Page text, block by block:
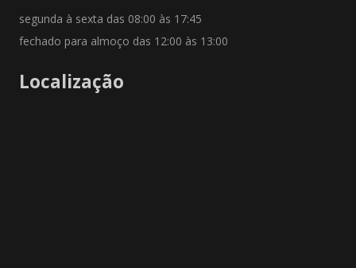
segunda à sexta das 08:00 às 17:45
fechado para almoço das 12:00 às 13:00
Localização